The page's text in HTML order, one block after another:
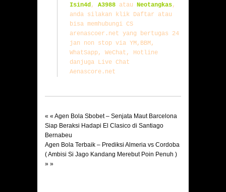
Isin4d, A3988 atau Neotangkas,
anda silakan klik Daftar atau
bisa memhubungi CS
arenascoer.net yang bertugas 24
jan non stop via YM,BBM,
WhatSapp, WeChat, Hotline
danjuga Live Chat
Aenascore.net
« « Agen Bola Sbobet – Senjata Maut Barcelona
Siap Beraksi Hadapi El Clasico di Santiago
Bernabeu
Agen Bola Terbaik – Prediksi Almeria vs Cordoba
( Ambisi Si Jago Kandang Merebut Poin Penuh )
» »